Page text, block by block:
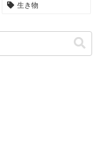
生き物